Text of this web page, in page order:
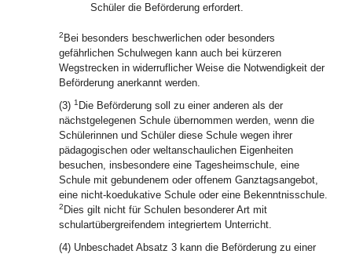
Schüler die Beförderung erfordert.
2 Bei besonders beschwerlichen oder besonders
gefährlichen Schulwegen kann auch bei kürzeren
Wegstrecken in widerruflicher Weise die Notwendigkeit der
Beförderung anerkannt werden.
(3) 1 Die Beförderung soll zu einer anderen als der
nächstgelegenen Schule übernommen werden, wenn die
Schülerinnen und Schüler diese Schule wegen ihrer
pädagogischen oder weltanschaulichen Eigenheiten
besuchen, insbesondere eine Tagesheimschule, eine
Schule mit gebundenem oder offenem Ganztagsangebot,
eine nicht-koedukative Schule oder eine Bekenntnisschule.
2 Dies gilt nicht für Schulen besonderer Art mit
schulartübergreifendem integriertem Unterricht.
(4) Unbeschadet Absatz 3 kann die Beförderung zu einer